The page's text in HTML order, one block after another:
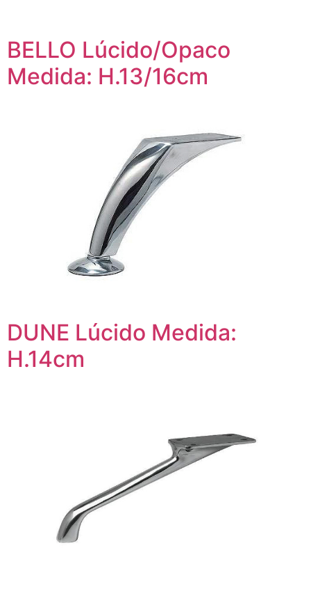
BELLO Lúcido/Opaco
Medida: H.13/16cm
DUNE Lúcido Medida:
H.14cm